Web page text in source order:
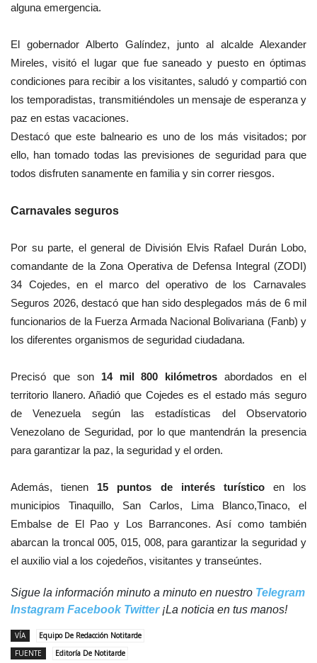
alguna emergencia.
El gobernador Alberto Galíndez, junto al alcalde Alexander
Mireles, visitó el lugar que fue saneado y puesto en óptimas
condiciones para recibir a los visitantes, saludó y compartió con
los temporadistas, transmitiéndoles un mensaje de esperanza y
paz en estas vacaciones.
Destacó que este balneario es uno de los más visitados; por
ello, han tomado todas las previsiones de seguridad para que
todos disfruten sanamente en familia y sin correr riesgos.
Carnavales seguros
Por su parte, el general de División Elvis Rafael Durán Lobo,
comandante de la Zona Operativa de Defensa Integral (ZODI)
34 Cojedes, en el marco del operativo de los Carnavales
Seguros 2026, destacó que han sido desplegados más de 6 mil
funcionarios de la Fuerza Armada Nacional Bolivariana (Fanb) y
los diferentes organismos de seguridad ciudadana.
Precisó que son 14 mil 800 kilómetros abordados en el
territorio llanero. Añadió que Cojedes es el estado más seguro
de Venezuela según las estadísticas del Observatorio
Venezolano de Seguridad, por lo que mantendrán la presencia
para garantizar la paz, la seguridad y el orden.
Además, tienen 15 puntos de interés turístico en los
municipios Tinaquillo, San Carlos, Lima Blanco,Tinaco, el
Embalse de El Pao y Los Barrancones. Así como también
abarcan la troncal 005, 015, 008, para garantizar la seguridad y
el auxilio vial a los cojedeños, visitantes y transeúntes.
Sigue la información minuto a minuto en nuestro Telegram
Instagram Facebook Twitter¡La noticia en tus manos!
VÍA
Equipo De Redacción Notitarde
FUENTE
Editoría De Notitarde